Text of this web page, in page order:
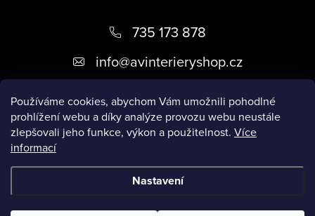
Používáme cookies, abychom Vám umožnili pohodlné
prohlížení webu a díky analýze provozu webu neustále
zlepšovali jeho funkce, výkon a použitelnost. Více
informací
Nastavení
a
735 173 878
info@avinterieryshop.cz
Užitečné informace